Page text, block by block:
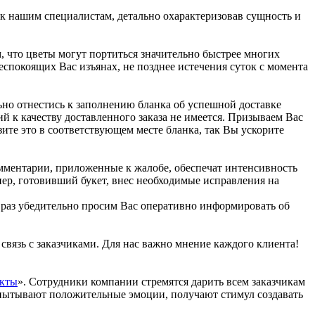
специалистам, детально охарактеризовав сущность и
цветы могут портиться значительно быстрее многих
Вас изъянах, не позднее истечения суток с момента
отнестись к заполнению бланка об успешной доставке
качеству доставленного заказа не имеется. Призываем Вас
это в соответствующем месте бланка, так Вы ускорите
приложенные к жалобе, обеспечат интенсивность
готовивший букет, внес необходимые исправления на
убедительно просим Вас оперативно информировать об
с заказчиками. Для нас важно мнение каждого клиента!
». Сотрудники компании стремятся дарить всем заказчикам
положительные эмоции, получают стимул создавать